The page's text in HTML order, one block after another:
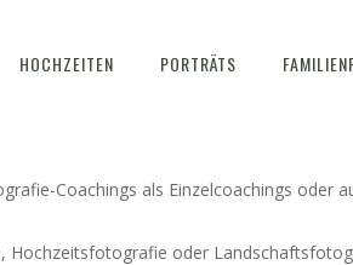
HOCHZEITEN PORTRÄTS
U. COACHINGS
Coachings als Einzelcoachings oder
oder